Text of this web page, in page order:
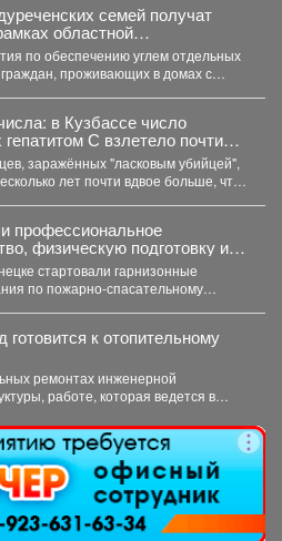
семей получат
областной
акции.
по обеспечению углем отдельных
граждан, проживающих в домах с
в Кузбассе число
С взлетело почти
заражённых "ласковым убийцей",
лет почти вдвое больше, что
профессиональное
физическую подготовку и
дух.стартовали гарнизонные
по пожарно-спасательному
готовится к отопительному
ремонтах инженерной
работе, которая ведется в